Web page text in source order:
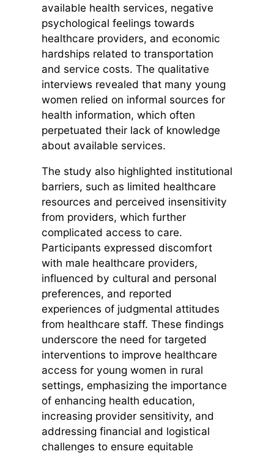
available health services, negative
psychological feelings towards
healthcare providers, and economic
hardships related to transportation
and service costs. The qualitative
interviews revealed that many young
women relied on informal sources for
health information, which often
perpetuated their lack of knowledge
about available services.
The study also highlighted institutional
barriers, such as limited healthcare
resources and perceived insensitivity
from providers, which further
complicated access to care.
Participants expressed discomfort
with male healthcare providers,
influenced by cultural and personal
preferences, and reported
experiences of judgmental attitudes
from healthcare staff. These findings
underscore the need for targeted
interventions to improve healthcare
access for young women in rural
settings, emphasizing the importance
of enhancing health education,
increasing provider sensitivity, and
addressing financial and logistical
challenges to ensure equitable